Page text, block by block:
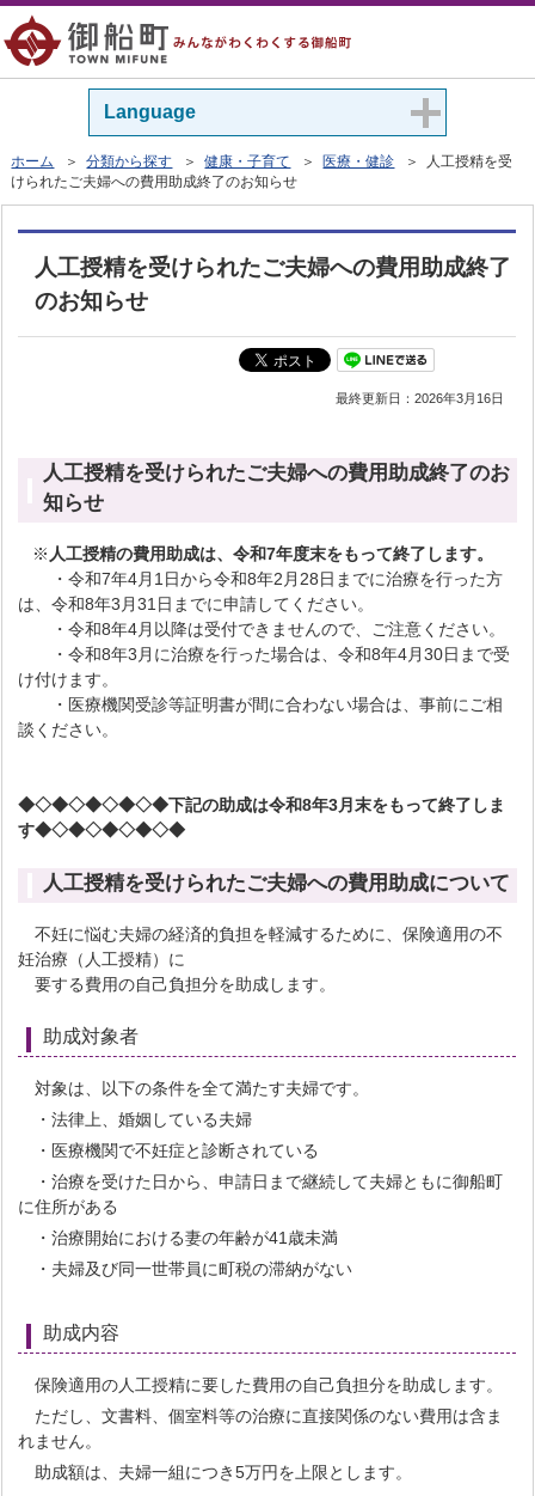
Language
ホーム ＞分類から探す ＞健康・子育て ＞ 医療・健診 ＞ 人工授精を受
けられたご夫婦への費用助成終了のお知らせ
人工授精を受けられたご夫婦への費用助成終了
のお知らせ
最終更新日：2026年3月16日
人工授精を受けられたご夫婦への費用助成終了のお
知らせ
※ 人工授精の費用助成は、令和7年度末をもって終了します。
・令和7年4月1日から令和8年2月28日までに治療を行った方
は、令和8年3月31日までに申請してください。
・令和8年4月以降は受付できませんので、ご注意ください。
・令和8年3月に治療を行った場合は、令和8年4月30日まで受
け付けます。
・医療機関受診等証明書が間に合わない場合は、事前にご相
談ください。
◆◇◆◇◆◇◆◇◆下記の助成は令和8年3月末をもって終了しま
す◆◇◆◇◆◇◆◇◆
人工授精を受けられたご夫婦への費用助成について
不妊に悩む夫婦の経済的負担を軽減するために、保険適用の不
妊治療（人工授精）に
要する費用の自己負担分を助成します。
助成対象者
対象は、以下の条件を全て満たす夫婦です。
・法律上、婚姻している夫婦
・医療機関で不妊症と診断されている
・治療を受けた日から、申請日まで継続して夫婦ともに御船町
に住所がある
・治療開始における妻の年齢が41歳未満
・夫婦及び同一世帯員に町税の滞納がない
助成内容
保険適用の人工授精に要した費用の自己負担分を助成します。
ただし、文書料、個室料等の治療に直接関係のない費用は含ま
れません。
助成額は、夫婦一組につき5万円を上限とします。